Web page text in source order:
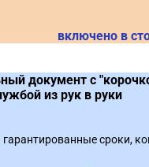
включено в
документ с
из рук в руки
гарантированные сроки,